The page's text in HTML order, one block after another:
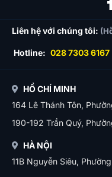
Liên hệ với chúng tôi:
Hotline: 028 7303 6167
HỒ CHÍ MINH
164 Lê Thánh Tôn,
190-192 Trần Quý,
HÀ NỘI
11B Nguyễn Siêu,